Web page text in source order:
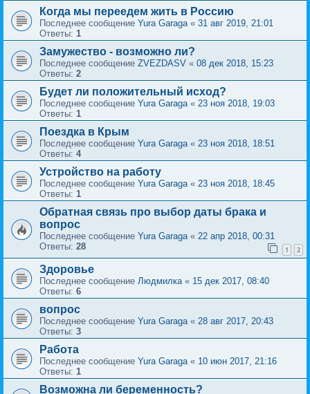
Когда мы переедем жить в Россию
Последнее сообщение Yura Garaga« 31 авг 2019, 21:01
Ответы: 1
Замужество - возможно ли?
Последнее сообщение ZVEZDASV « 08 дек 2018, 15:23
Ответы: 2
Будет ли положительный исход?
Последнее сообщение Yura Garaga« 23 ноя 2018, 19:03
Ответы: 1
Поездка в Крым
Последнее сообщение Yura Garaga« 23 ноя 2018, 18:51
Ответы: 4
Устройство на работу
Последнее сообщение Yura Garaga« 23 ноя 2018, 18:45
Ответы: 1
Обратная связь про выбор даты брака и
вопрос
Последнее сообщение Yura Garaga« 22 апр 2018, 00:31
Ответы: 28 1 2
Здоровье
Последнее сообщение Людмилка« 15 дек 2017, 08:40
Ответы: 6
вопрос
Последнее сообщение Yura Garaga« 28 авг 2017, 20:43
Ответы: 3
Работа
Последнее сообщение Yura Garaga« 10 июн 2017, 21:16
Ответы: 1
Возможна ли беременность?